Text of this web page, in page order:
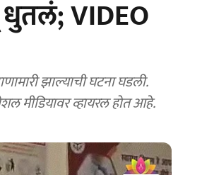
VIDEO
झाल्याची घटना घडली.
मीडियावर व्हायरल होत आहे.